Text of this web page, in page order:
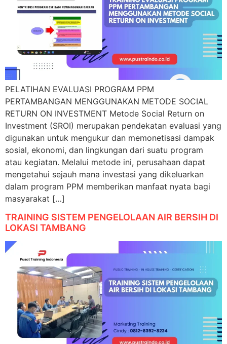
PELATIHAN EVALUASI PROGRAM PPM
PERTAMBANGAN MENGGUNAKAN METODE SOCIAL
RETURN ON INVESTMENT Metode Social Return on
Investment (SROI) merupakan pendekatan evaluasi yang
digunakan untuk mengukur dan memonetisasi dampak
sosial, ekonomi, dan lingkungan dari suatu program
atau kegiatan. Melalui metode ini, perusahaan dapat
mengetahui sejauh mana investasi yang dikeluarkan
dalam program PPM memberikan manfaat nyata bagi
masyarakat […]
TRAINING SISTEM PENGELOLAAN AIR BERSIH DI
LOKASI TAMBANG